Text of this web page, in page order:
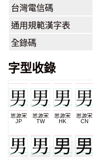
台灣電信碼
通用規範漢字表
全錄碼
字型收錄
思源宋
JP
思源宋
TW
思源宋
HK
思源宋
CN